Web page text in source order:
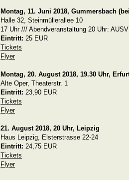
Montag, 11. Juni 2018, Gummersbach
Halle 32, Steinmüllerallee 10
17 Uhr /// Abendveranstaltung 20 Uhr:
Eintritt: 25 EUR
Tickets
Flyer
Montag, 20. August 2018, 19.30 Uhr,
Alte Oper, Theaterstr. 1
Eintritt: 23,90 EUR
Tickets
Flyer
21. August 2018, 20 Uhr, Leipzig
Haus Leipzig, Elsterstrasse 22-24
Eintritt: 24,75 EUR
Tickets
Flyer